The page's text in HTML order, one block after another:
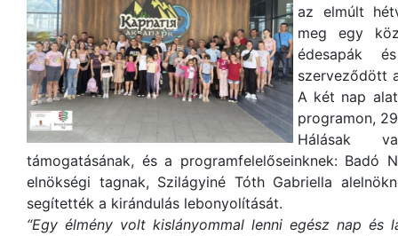
az elmúlt
meg egy
édesapák
szerveződött
A két nap
programon,
Hálásak
támogatásának, és a programfelelőseinknek: Badó
elnökségi tagnak, Szilágyiné Tóth Gabriella
segítették a kirándulás lebonyolítását.
“Egy élmény volt kislányommal lenni egész nap és